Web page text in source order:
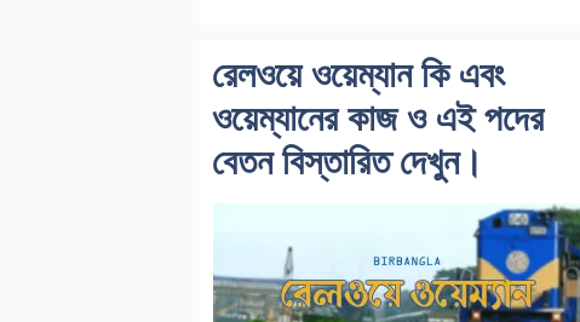
রেলওয়ে ওয়েম্যান কি এবং
ওয়েম্যানের কাজ ও এই পদের
বেতন বিস্তারিত দেখুন।